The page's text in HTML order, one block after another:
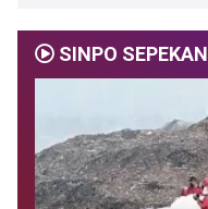
SINPO SEPEKAN